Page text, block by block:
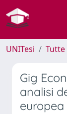
UNITesi Tutte
Gig
analisi
europea